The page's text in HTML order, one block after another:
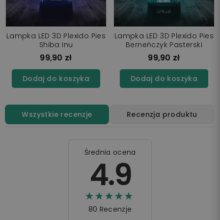
Lampka LED 3D Plexido Pies
Shiba Inu
99,90 zł
Dodaj do koszyka
Lampka LED 3D Plexido Pies
Berneńczyk Pasterski
99,90 zł
Dodaj do koszyka
Wszystkie recenzje Recenzja produktu
Średnia ocena
4.9
☆☆☆☆☆
★★★★★
80 Recenzje